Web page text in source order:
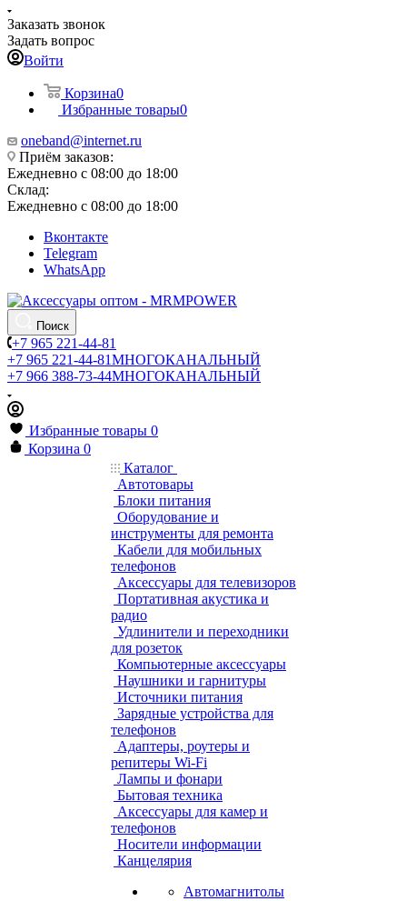
Заказать звонок
Задать вопрос
Войти
Корзина0
Избранные товары0
oneband@internet.ru
Приём заказов:
Ежедневно с 08:00 до 18:00
Склад:
Ежедневно с 08:00 до 18:00
Вконтакте
Telegram
WhatsApp
Поиск
+7 965 221-44-81
+7 965 221-44-81МНОГОКАНАЛЬНЫЙ
+7 966 388-73-44МНОГОКАНАЛЬНЫЙ
Избранные товары 0
Корзина 0
Каталог
Автотовары
Блоки питания
Оборудование и
инструменты для ремонта
Кабели для мобильных
телефонов
Аксессуары для телевизоров
Портативная акустика и
радио
Удлинители и переходники
для розеток
Компьютерные аксессуары
Наушники и гарнитуры
Источники питания
Зарядные устройства для
телефонов
Адаптеры, роутеры и
репитеры Wi-Fi
Лампы и фонари
Бытовая техника
Аксессуары для камер и
телефонов
Носители информации
Канцелярия
Автомагнитолы